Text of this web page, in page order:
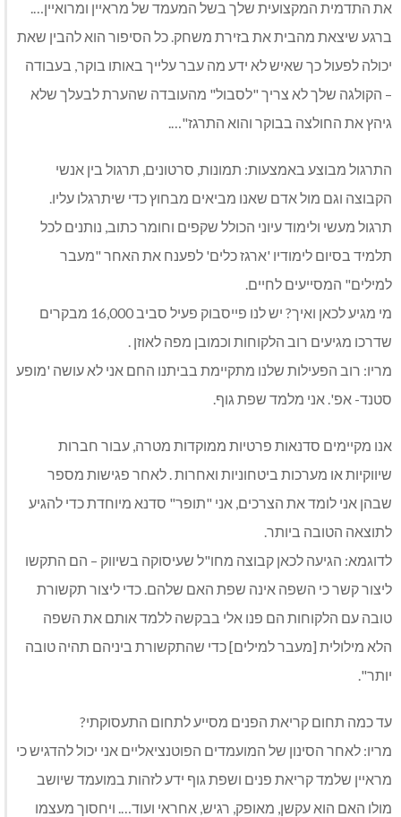
את התדמית המקצועית שלך בשל המעמד של מראיין ומרואיין….
ברגע שיצאת מהבית את בזירת משחק. כל הסיפור הוא להבין שאת
יכולה לפעול כך שאיש לא ידע מה עבר עלייך באותו בוקר, בעבודה
– הקולגה שלך לא צריך "לסבול" מהעובדה שהערת לבעלך שלא
גיהץ את החולצה בבוקר והוא התרגז"….
התרגול מבוצע באמצעות: תמונות, סרטונים, תרגול בין אנשי
הקבוצה וגם מול אדם שאנו מביאים מבחוץ כדי שיתרגלו עליו.
תרגול מעשי ולימוד עיוני הכולל שקפים וחומר כתוב, נותנים לכל
תלמיד בסיום לימודיו 'ארגז כלים' לפענח את האחר "מעבר
למילים" המסייעים לחיים.
מי מגיע לכאן ואיך? יש לנו פייסבוק פעיל סביב 16,000 מבקרים
שדרכו מגיעים רוב הלקוחות וכמובן מפה לאוזן .
מריו: רוב הפעילות שלנו מתקיימת בביתנו החם אני לא עושה 'מופע
סטנד- אפ'. אני מלמד שפת גוף.
אנו מקיימים סדנאות פרטיות ממוקדות מטרה, עבור חברות
שיווקיות או מערכות ביטחוניות ואחרות . לאחר פגישות מספר
שבהן אני לומד את הצרכים, אני "תופר" סדנא מיוחדת כדי להגיע
לתוצאה הטובה ביותר.
לדוגמא: הגיעה לכאן קבוצה מחו"ל שעיסוקה בשיווק – הם התקשו
ליצור קשר כי השפה אינה שפת האם שלהם. כדי ליצור תקשורת
טובה עם הלקוחות הם פנו אלי בבקשה ללמד אותם את השפה
הלא מילולית [מעבר למילים] כדי שהתקשורת ביניהם תהיה טובה
יותר".
עד כמה תחום קריאת הפנים מסייע לתחום התעסוקתי?
מריו: לאחר הסינון של המועמדים הפוטנציאליים אני יכול להדגיש כי
מראיין שלמד קריאת פנים ושפת גוף ידע לזהות במועמד שיושב
מולו האם הוא עקשן, מאופק, רגיש, אחראי ועוד…. ויחסוך מעצמו